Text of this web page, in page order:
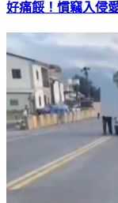
好痛餒！慣竊入侵